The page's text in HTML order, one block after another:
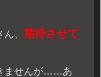
、 期待させて
ませんが……あ